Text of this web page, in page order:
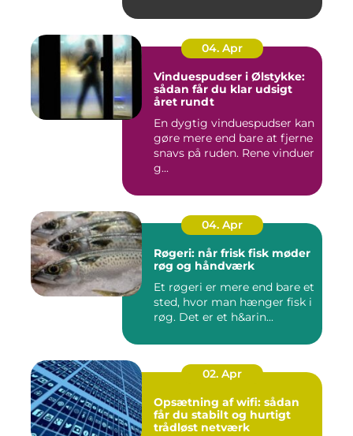
04. Apr
Vinduespudser i Ølstykke:
sådan får du klar udsigt
året rundt
En dygtig vinduespudser kan
gøre mere end bare at fjerne
snavs på ruden. Rene vinduer
g...
04. Apr
Røgeri: når frisk fisk møder
røg og håndværk
Et røgeri er mere end bare et
sted, hvor man hænger fisk i
røg. Det er et h&arin...
02. Apr
Opsætning af wifi: sådan
får du stabilt og hurtigt
trådløst netværk